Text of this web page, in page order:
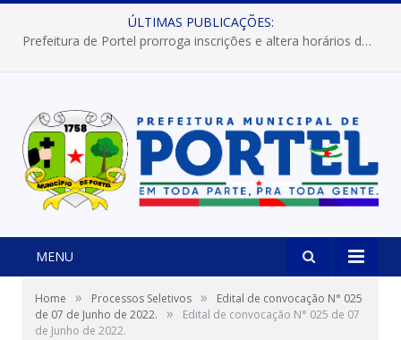
ÚLTIMAS PUBLICAÇÕES:
Prefeitura de Portel prorroga inscrições e altera horários dos concursos “Musa” e “Miss Mix Verão 2026”
MENU
Home » Processos Seletivos »
Edital de convocação N° 025
de 07 de Junho de 2022.
»
Edital de convocação N° 025 de 07
de Junho de 2022.